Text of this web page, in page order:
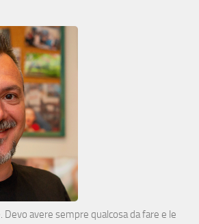
avere sempre qualcosa da fare e le